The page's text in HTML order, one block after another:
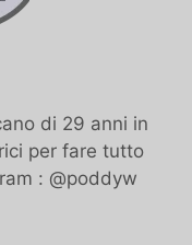
di 29 anni in
per fare tutto
: @poddyw